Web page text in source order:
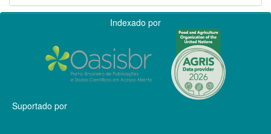
Indexado por
Suportado por